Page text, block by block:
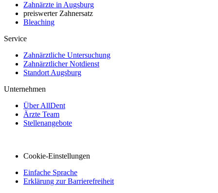
Zahnärzte in Augsburg
preiswerter Zahnersatz
Bleaching
Service
Zahnärztliche Untersuchung
Zahnärztlicher Notdienst
Standort Augsburg
Unternehmen
Über AllDent
Ärzte Team
Stellenangebote
Cookie-Einstellungen
Einfache Sprache
Erklärung zur Barrierefreiheit